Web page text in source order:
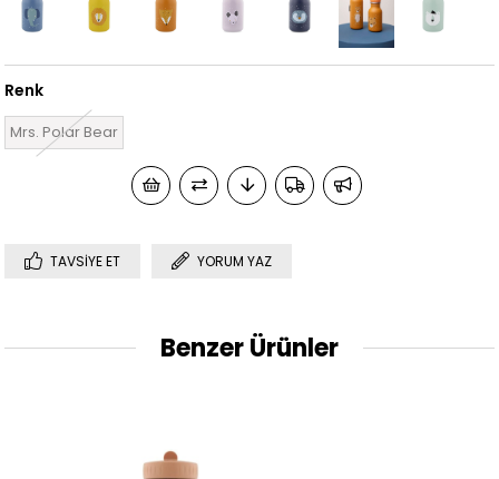
Renk
Mrs. Polar Bear
TAVSIYE ET YORUM YAZ
Benzer Ürünler